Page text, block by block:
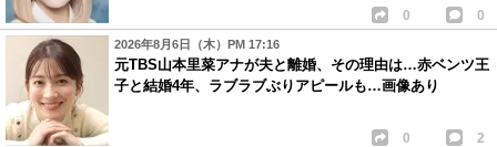
0 0
2026年8月6日（木）PM 17:16
元TBS山本里菜アナが夫と離婚、その理由は…赤ベンツ王
子と結婚4年、ラブラブぶりアピールも…画像あり
0 2